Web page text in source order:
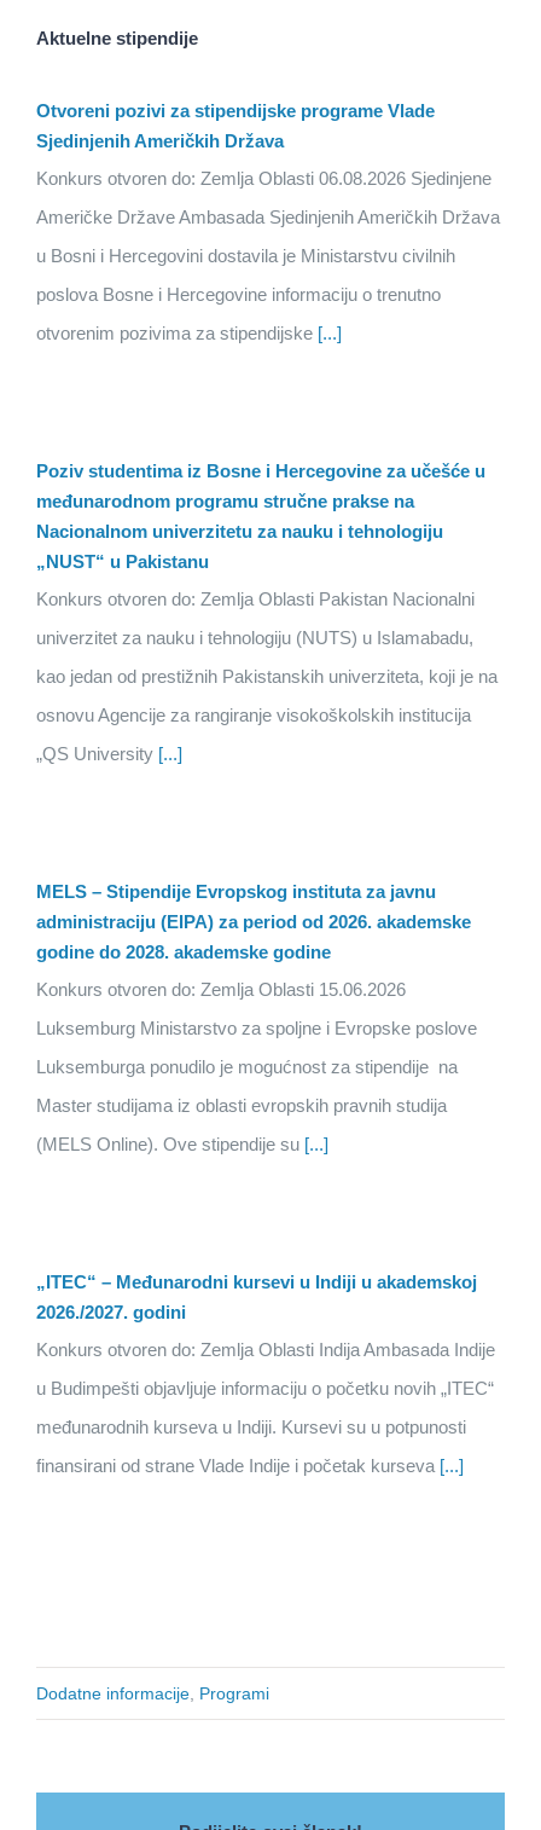
Aktuelne stipendije
Otvoreni pozivi za stipendijske programe Vlade
Sjedinjenih Američkih Država
Konkurs otvoren do: Zemlja Oblasti 06.08.2026 Sjedinjene
Američke Države Ambasada Sjedinjenih Američkih Država
u Bosni i Hercegovini dostavila je Ministarstvu civilnih
poslova Bosne i Hercegovine informaciju o trenutno
otvorenim pozivima za stipendijske [...]
Poziv studentima iz Bosne i Hercegovine za učešće u
međunarodnom programu stručne prakse na
Nacionalnom univerzitetu za nauku i tehnologiju
„NUST“ u Pakistanu
Konkurs otvoren do: Zemlja Oblasti Pakistan Nacionalni
univerzitet za nauku i tehnologiju (NUTS) u Islamabadu,
kao jedan od prestižnih Pakistanskih univerziteta, koji je na
osnovu Agencije za rangiranje visokoškolskih institucija
„QS University [...]
MELS – Stipendije Evropskog instituta za javnu
administraciju (EIPA) za period od 2026. akademske
godine do 2028. akademske godine
Konkurs otvoren do: Zemlja Oblasti 15.06.2026
Luksemburg Ministarstvo za spoljne i Evropske poslove
Luksemburga ponudilo je mogućnost za stipendije na
Master studijama iz oblasti evropskih pravnih studija
(MELS Online). Ove stipendije su [...]
„ITEC“ – Međunarodni kursevi u Indiji u akademskoj
2026./2027. godini
Konkurs otvoren do: Zemlja Oblasti Indija Ambasada Indije
u Budimpešti objavljuje informaciju o početku novih „ITEC“
međunarodnih kurseva u Indiji. Kursevi su u potpunosti
finansirani od strane Vlade Indije i početak kurseva [...]
Dodatne informacije, Programi